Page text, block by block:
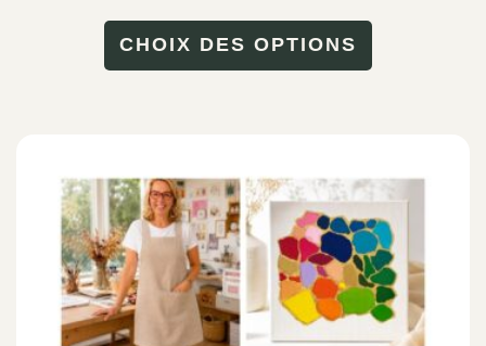
CHOIX DES OPTIONS
variants.
The
options
may
be